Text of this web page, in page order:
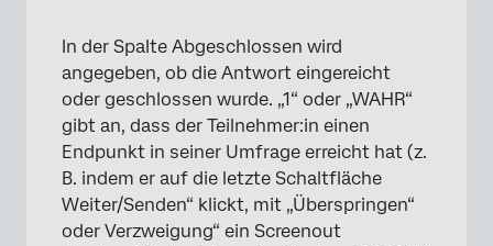
In der Spalte Abgeschlossen wird
angegeben, ob die Antwort eingereicht
oder geschlossen wurde. „1“ oder „WAHR“
gibt an, dass der Teilnehmer:in einen
Endpunkt in seiner Umfrage erreicht hat (z.
B. indem er auf die letzte Schaltfläche
Weiter/Senden“ klickt, mit „Überspringen“
oder Verzweigung“ ein Screenout